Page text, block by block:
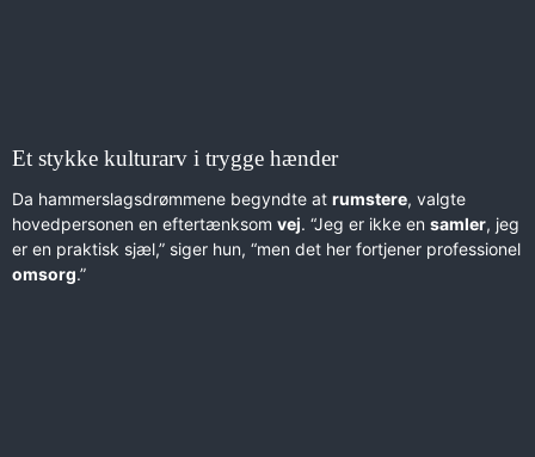
Et stykke kulturarv i trygge hænder
Da hammerslagsdrømmene begyndte at rumstere, valgte
hovedpersonen en eftertænksom vej. “Jeg er ikke en samler, jeg
er en praktisk sjæl,” siger hun, “men det her fortjener professionel
omsorg.”